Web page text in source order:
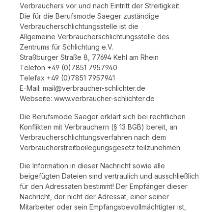
Verbrauchers vor und nach Eintritt der Streitigkeit:
Die für die Berufsmode Saeger zuständige
Verbraucherschlichtungsstelle ist die
Allgemeine Verbraucherschlichtungsstelle des
Zentrums für Schlichtung e.V.
Straßburger Straße 8, 77694 Kehl am Rhein
Telefon +49 (0)7851 7957940
Telefax +49 (0)7851 7957941
E-Mail: mail@verbraucher-schlichter.de
Webseite: www.verbraucher-schlichter.de
Die Berufsmode Saeger erklärt sich bei rechtlichen
Konflikten mit Verbrauchern (§ 13 BGB) bereit, an
Verbraucherschlichtungsverfahren nach dem
Verbraucherstreitbeilegungsgesetz teilzunehmen.
Die Information in dieser Nachricht sowie alle
beigefügten Dateien sind vertraulich und ausschließlich
für den Adressaten bestimmt! Der Empfänger dieser
Nachricht, der nicht der Adressat, einer seiner
Mitarbeiter oder sein Empfangsbevollmächtigter ist,